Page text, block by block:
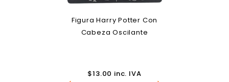
Figura Harry Potter Con
Cabeza Oscilante
$13.00 inc. IVA